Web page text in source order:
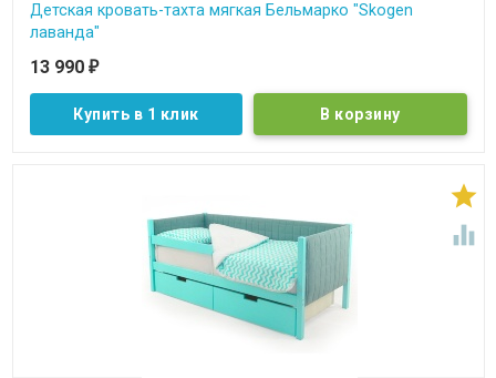
Детская кровать-тахта мягкая Бельмарко "Skogen
лаванда"
13 990 ₽
Купить в 1 клик

